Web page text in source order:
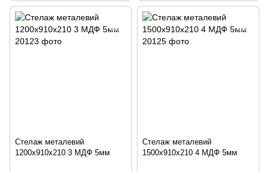
Стелаж металевий
1200х910х210 3 МДФ 5мм
Стелаж металевий
1500х910х210 4 МДФ 5мм